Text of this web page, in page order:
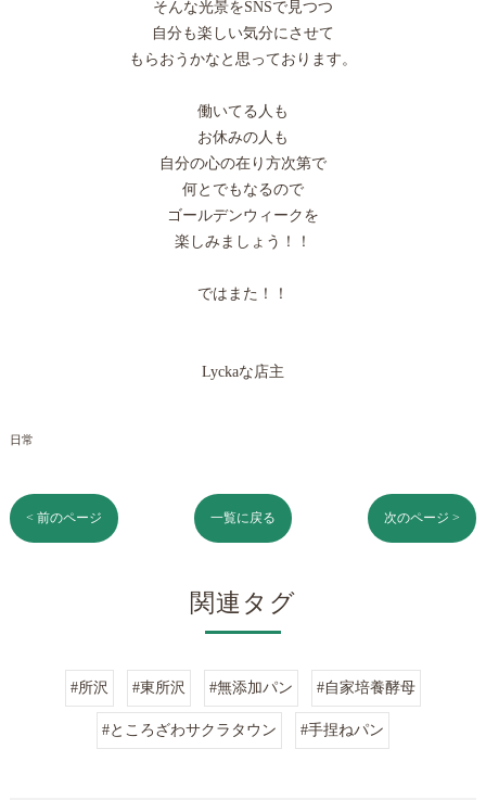
そんな光景をSNSで見つつ
自分も楽しい気分にさせて
もらおうかなと思っております。
働いてる人も
お休みの人も
自分の心の在り方次第で
何とでもなるので
ゴールデンウィークを
楽しみましょう！！
ではまた！！
Lyckaな店主
日常
< 前のページ 一覧に戻る 次のページ >
関連タグ
#所沢 #東所沢 #無添加パン #自家培養酵母
#ところざわサクラタウン #手捏ねパン